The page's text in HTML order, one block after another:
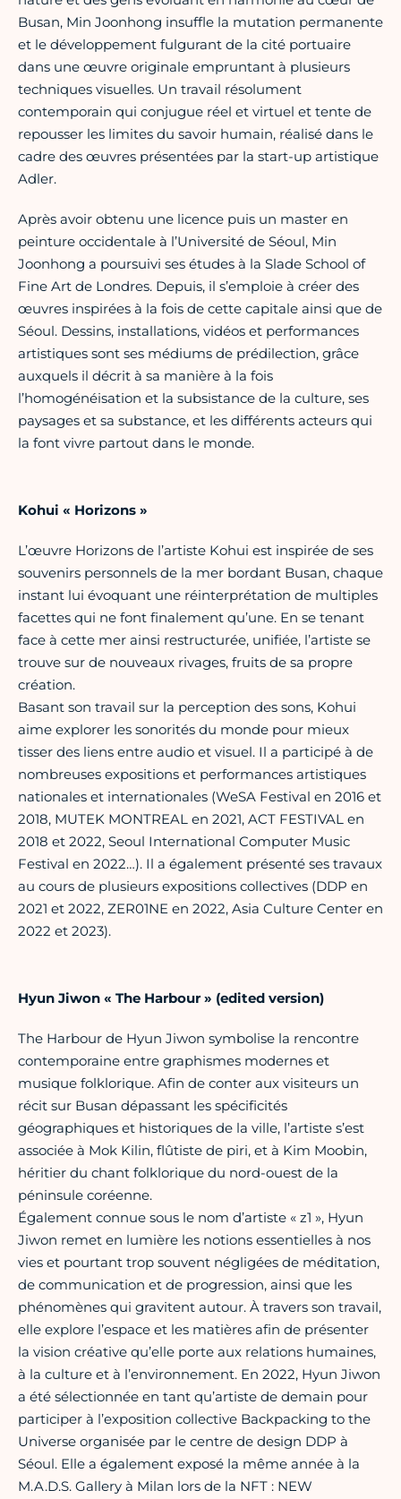
Busan, Min Joonhong insuffle la mutation permanente
et le développement fulgurant de la cité portuaire
dans une œuvre originale empruntant à plusieurs
techniques visuelles. Un travail résolument
contemporain qui conjugue réel et virtuel et tente de
repousser les limites du savoir humain, réalisé dans le
cadre des œuvres présentées par la start-up artistique
Adler.
Après avoir obtenu une licence puis un master en
peinture occidentale à l’Université de Séoul, Min
Joonhong a poursuivi ses études à la Slade School of
Fine Art de Londres. Depuis, il s’emploie à créer des
œuvres inspirées à la fois de cette capitale ainsi que de
Séoul. Dessins, installations, vidéos et performances
artistiques sont ses médiums de prédilection, grâce
auxquels il décrit à sa manière à la fois
l’homogénéisation et la subsistance de la culture, ses
paysages et sa substance, et les différents acteurs qui
la font vivre partout dans le monde.
Kohui « Horizons »
L’œuvre Horizons de l’artiste Kohui est inspirée de ses
souvenirs personnels de la mer bordant Busan, chaque
instant lui évoquant une réinterprétation de multiples
facettes qui ne font finalement qu’une. En se tenant
face à cette mer ainsi restructurée, unifiée, l’artiste se
trouve sur de nouveaux rivages, fruits de sa propre
création.
Basant son travail sur la perception des sons, Kohui
aime explorer les sonorités du monde pour mieux
tisser des liens entre audio et visuel. Il a participé à de
nombreuses expositions et performances artistiques
nationales et internationales (WeSA Festival en 2016 et
2018, MUTEK MONTREAL en 2021, ACT FESTIVAL en
2018 et 2022, Seoul International Computer Music
Festival en 2022…). Il a également présenté ses travaux
au cours de plusieurs expositions collectives (DDP en
2021 et 2022, ZER01NE en 2022, Asia Culture Center en
2022 et 2023).
Hyun Jiwon « The Harbour » (edited version)
The Harbour de Hyun Jiwon symbolise la rencontre
contemporaine entre graphismes modernes et
musique folklorique. Afin de conter aux visiteurs un
récit sur Busan dépassant les spécificités
géographiques et historiques de la ville, l’artiste s’est
associée à Mok Kilin, flûtiste de piri, et à Kim Moobin,
héritier du chant folklorique du nord-ouest de la
péninsule coréenne.
Également connue sous le nom d’artiste « z1 », Hyun
Jiwon remet en lumière les notions essentielles à nos
vies et pourtant trop souvent négligées de méditation,
de communication et de progression, ainsi que les
phénomènes qui gravitent autour. À travers son travail,
elle explore l’espace et les matières afin de présenter
la vision créative qu’elle porte aux relations humaines,
à la culture et à l’environnement. En 2022, Hyun Jiwon
a été sélectionnée en tant qu’artiste de demain pour
participer à l’exposition collective Backpacking to the
Universe organisée par le centre de design DDP à
Séoul. Elle a également exposé la même année à la
M.A.D.S. Gallery à Milan lors de la NFT : NEW